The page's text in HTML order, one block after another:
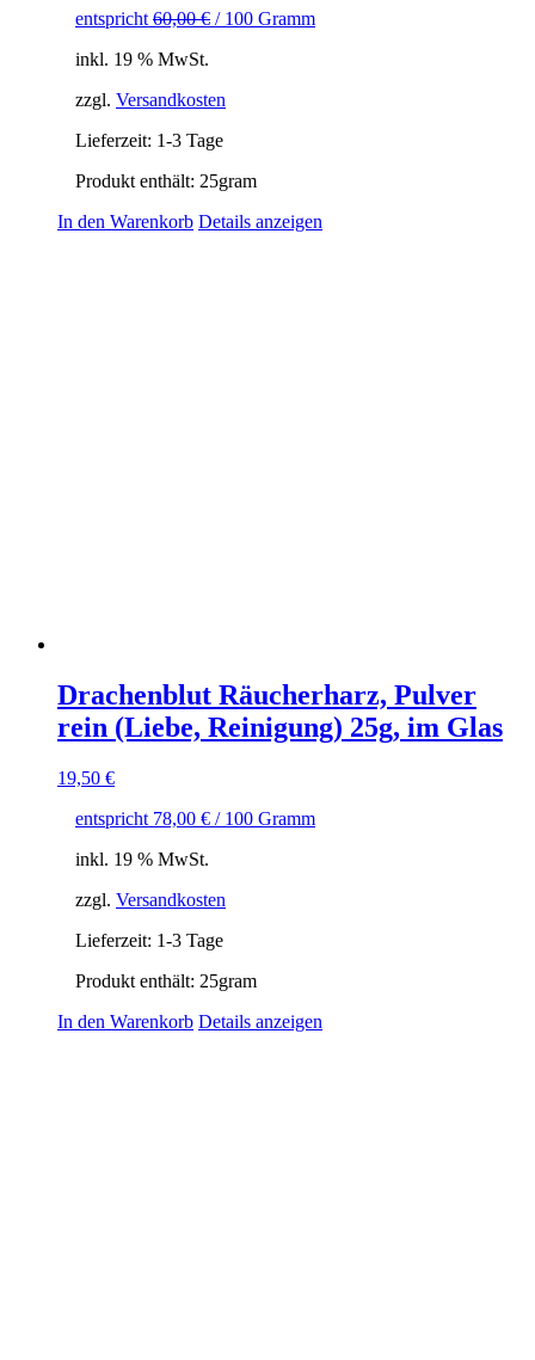
entspricht 60,00€ / 100 Gramm
inkl. 19 % MwSt.
zzgl. Versandkosten
Lieferzeit: 1-3 Tage
Produkt enthält: 25gram
In den Warenkorb Details anzeigen
Drachenblut Räucherharz, Pulver
rein (Liebe, Reinigung) 25g, im Glas
19,50 €
entspricht 78,00 € / 100 Gramm
inkl. 19 % MwSt.
zzgl. Versandkosten
Lieferzeit: 1-3 Tage
Produkt enthält: 25gram
In den Warenkorb Details anzeigen